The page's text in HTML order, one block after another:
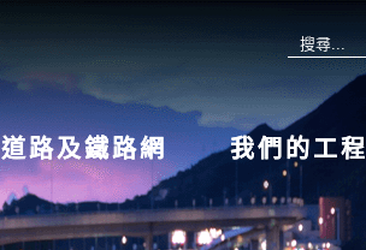
道路及鐵路網 我們的工程